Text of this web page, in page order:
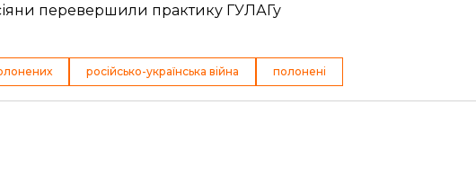
перевершили практику ГУЛАГу
російсько-українська війна полонені